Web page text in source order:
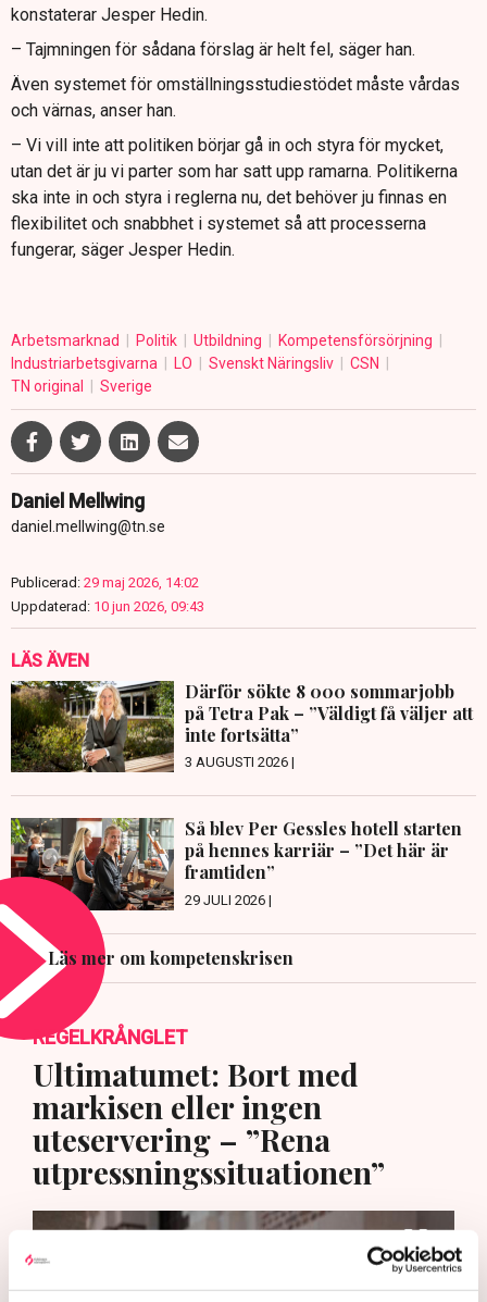
konstaterar Jesper Hedin.
– Tajmningen för sådana förslag är helt fel, säger han.
Även systemet för omställningsstudiestödet måste vårdas
och värnas, anser han.
– Vi vill inte att politiken börjar gå in och styra för mycket,
utan det är ju vi parter som har satt upp ramarna. Politikerna
ska inte in och styra i reglerna nu, det behöver ju finnas en
flexibilitet och snabbhet i systemet så att processerna
fungerar, säger Jesper Hedin.
Arbetsmarknad Politik Utbildning
Kompetensförsörjning
Industriarbetsgivarna
LO Svenskt Näringsliv
CSN
TN original
Sverige
Daniel Mellwing
daniel.mellwing@tn.se
Publicerad: 29 maj 2026, 14:02
Uppdaterad: 10 jun 2026, 09:43
LÄS ÄVEN
Därför sökte 8 000 sommarjobb
på Tetra Pak – ”Väldigt få väljer att
inte fortsätta”
3 AUGUSTI 2026 |
Så blev Per Gessles hotell starten
på hennes karriär – ”Det här är
framtiden”
29 JULI 2026 |
Läs mer om kompetenskrisen
REGELKRÅNGLET
Ultimatumet: Bort med
markisen eller ingen
uteservering – ”Rena
utpressningssituationen”